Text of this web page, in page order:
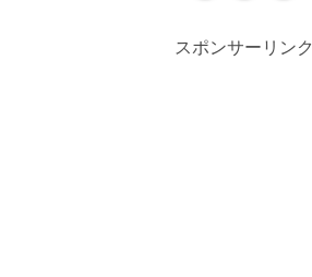
スポンサーリンク